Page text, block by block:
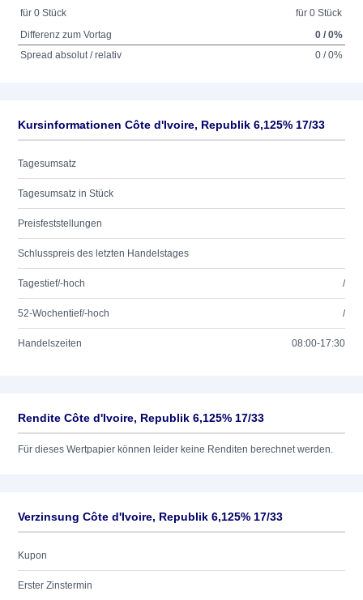
für 0 Stück
für 0 Stück
Differenz zum Vortag
0 / 0%
Spread absolut / relativ
0 / 0%
Kursinformationen Côte d'Ivoire, Republik 6,125% 17/33
Tagesumsatz
Tagesumsatz in Stück
Preisfeststellungen
Schlusspreis des letzten Handelstages
Tagestief/-hoch /
52-Wochentief/-hoch /
Handelszeiten 08:00-17:30
Rendite Côte d'Ivoire, Republik 6,125% 17/33
Für dieses Wertpapier können leider keine Renditen berechnet werden.
Verzinsung Côte d'Ivoire, Republik 6,125% 17/33
Kupon
Erster Zinstermin